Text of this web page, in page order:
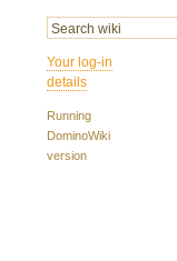
Your log-in
details
Running
DominoWiki
version